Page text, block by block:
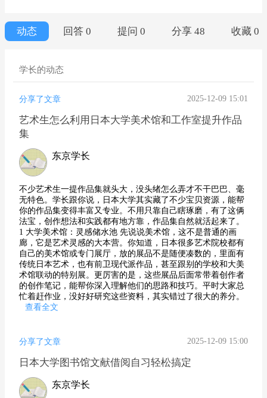
动态 回答 0 提问 0 分享 48 收藏 0
学长的动态
分享了文章 2025-12-09 15:01
艺术生怎么利用日本大学美术馆和工作室提升作品
集
东京学长
不少艺术生一提作品集就头大，没头绪怎么弄才不干巴巴、毫
无特色。学长跟你说，日本大学其实藏了不少宝贝资源，能帮
你的作品集变得丰富又专业。不用只靠自己瞎琢磨，有了这俩
法宝，创作想法和实践都有地方靠，作品集自然就活起来了。
1 大学美术馆：灵感储水池 先说说美术馆，这不是普通的画
廊，它是艺术灵感的大本营。你知道，日本很多艺术院校都有
自己的美术馆或专门展厅，放的展品不是随便凑数的，里面有
传统日本艺术，也有前卫现代派作品，甚至跟别的学校和大美
术馆联动的特别展。更厉害的是，这些展品后面常带着创作者
的创作笔记，能帮你深入理解他们的思路和技巧。平时大家总
忙着赶作业，没好好研究这些资料，其实错过了很大的养分。
查看全文
分享了文章 2025-12-09 15:00
日本大学图书馆文献借阅自习轻松搞定
东京学长